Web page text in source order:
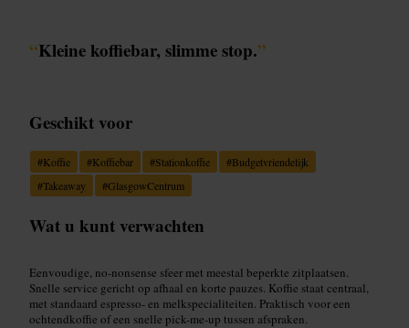
“Kleine koffiebar, slimme stop.”
Geschikt voor
#Koffie #Koffiebar #Stationkoffie #Budgetvriendelijk
#Takeaway #GlasgowCentrum
Wat u kunt verwachten
Eenvoudige, no-nonsense sfeer met meestal beperkte zitplaatsen.
Snelle service gericht op afhaal en korte pauzes. Koffie staat centraal,
met standaard espresso- en melkspecialiteiten. Praktisch voor een
ochtendkoffie of een snelle pick-me-up tussen afspraken.